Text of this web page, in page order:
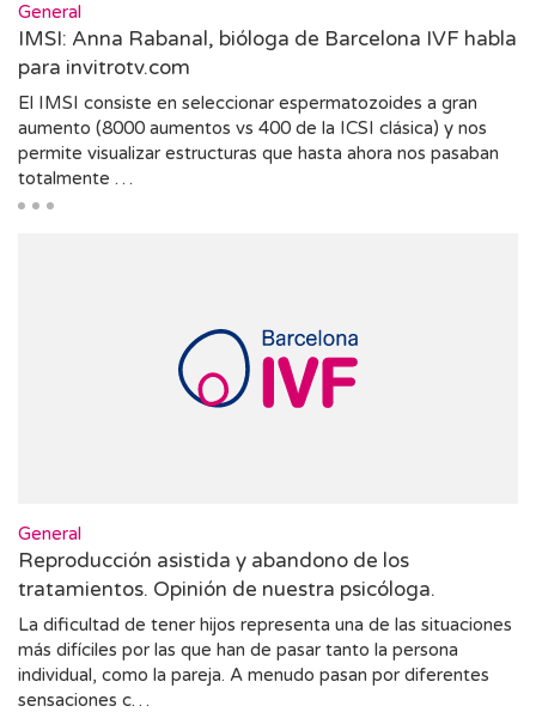
General
IMSI: Anna Rabanal, bióloga de Barcelona IVF habla
para invitrotv.com
El IMSI consiste en seleccionar espermatozoides a gran
aumento (8000 aumentos vs 400 de la ICSI clásica) y nos
permite visualizar estructuras que hasta ahora nos pasaban
totalmente …
General
Reproducción asistida y abandono de los
tratamientos. Opinión de nuestra psicóloga.
La dificultad de tener hijos representa una de las situaciones
más difíciles por las que han de pasar tanto la persona
individual, como la pareja. A menudo pasan por diferentes
sensaciones c…